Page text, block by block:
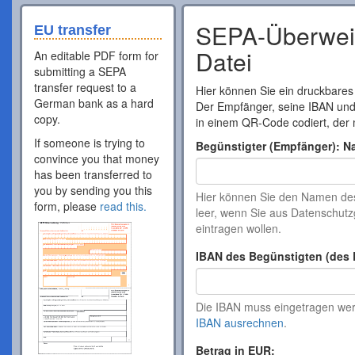
EU transfer
An editable PDF form for
submitting a SEPA
transfer request to a
German bank as a hard
copy.
If someone is trying to
convince you that money
has been transferred to
you by sending you this
form, please read this.
SEPA-
Datei
Hier können Sie ein
Der Empfänger, seine IBAN
in einem QR-Code codiert,
Begünstigter (Empfänger):
Hier können Sie den Namen
leer, wenn Sie aus
eintragen wollen.
IBAN des Begünstigten (des
Die IBAN muss eingetragen
IBAN ausrechnen.
Betrag in EUR: